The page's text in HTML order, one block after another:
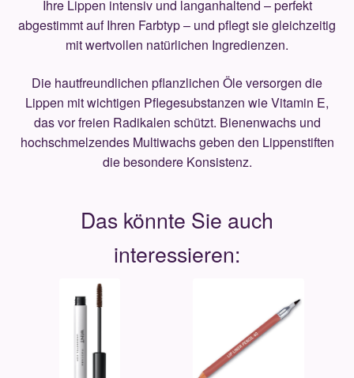
Ihre Lippen intensiv und langanhaltend – perfekt
abgestimmt auf Ihren Farbtyp – und pflegt sie gleichzeitig
mit wertvollen natürlichen Ingredienzen.
Die hautfreundlichen pflanzlichen Öle versorgen die
Lippen mit wichtigen Pflegesubstanzen wie Vitamin E,
das vor freien Radikalen schützt. Bienenwachs und
hochschmelzendes Multiwachs geben den Lippenstiften
die besondere Konsistenz.